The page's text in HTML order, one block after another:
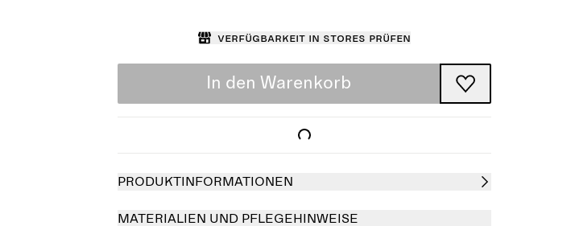
Verfügbarkeit in Stores prüfen
In den Warenkorb
PRODUKTINFORMATIONEN
MATERIALIEN UND PFLEGEHINWEISE